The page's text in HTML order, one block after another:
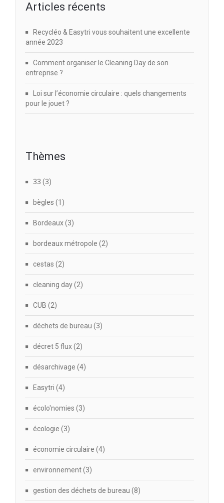
Articles récents
Recycléo & Easytri vous souhaitent une excellente
année 2023
Comment organiser le Cleaning Day de son
entreprise ?
Loi sur l’économie circulaire : quels changements
pour le jouet ?
Thèmes
33 (3)
bègles (1)
Bordeaux(3)
bordeaux métropole (2)
cestas (2)
cleaning day(2)
CUB (2)
déchets de bureau (3)
décret 5 flux(2)
désarchivage (4)
Easytri (4)
écolo'nomies (3)
écologie (3)
économie circulaire (4)
environnement(3)
gestion des déchets de bureau (8)